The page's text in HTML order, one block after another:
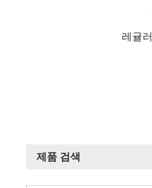
레귤
제품 검색